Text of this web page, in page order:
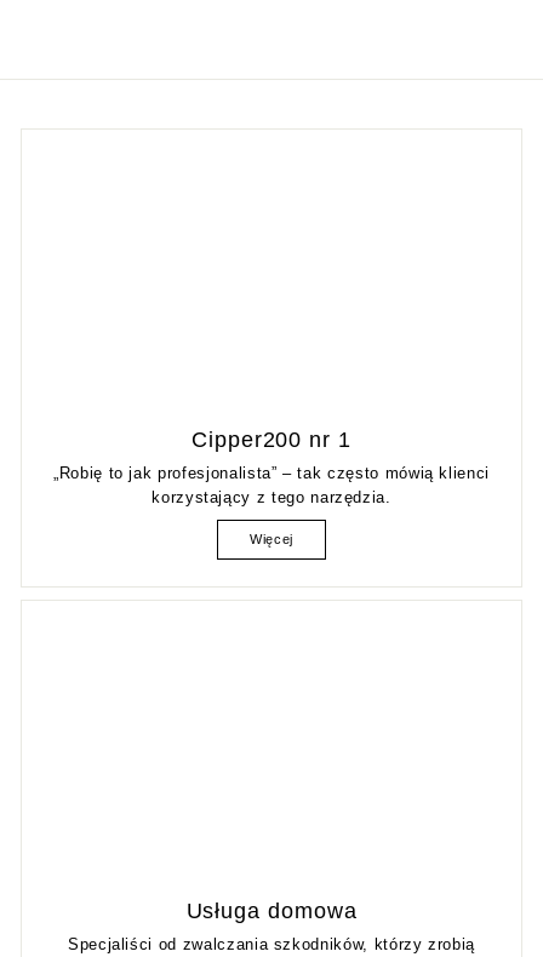
Cipper200 nr 1
„Robię to jak profesjonalista” – tak często mówią klienci
korzystający z tego narzędzia.
Więcej
Usługa domowa
Specjaliści od zwalczania szkodników, którzy zrobią